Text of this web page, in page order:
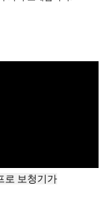
로 보청기가